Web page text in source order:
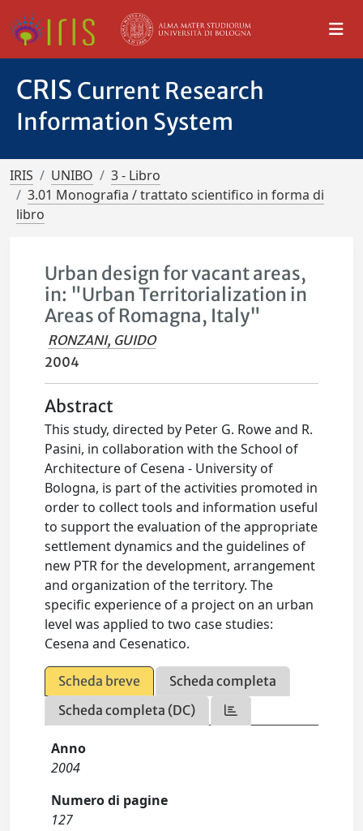
CRIS Current Research
Information System
IRIS UNIBO
3 - Libro
3.01 Monografia / trattato scientifico in forma di
libro
Urban design for vacant areas,
in: "Urban Territorialization in
Areas of Romagna, Italy"
RONZANI, GUIDO
2004
Abstract
This study, directed by Peter G. Rowe and R.
Pasini, in collaboration with the School of
Architecture of Cesena - University of
Bologna, is part of the activities promoted in
order to collect tools and information useful
to support the evaluation of the appropriate
settlement dynamics and the guidelines of
new PTR for the development, arrangement
and organization of the territory. The
specific experience of a project on an urban
level was applied to two case studies:
Cesena and Cesenatico.
Scheda breve
Scheda completa
Scheda completa (DC)
Anno
2004
Numero di pagine
127